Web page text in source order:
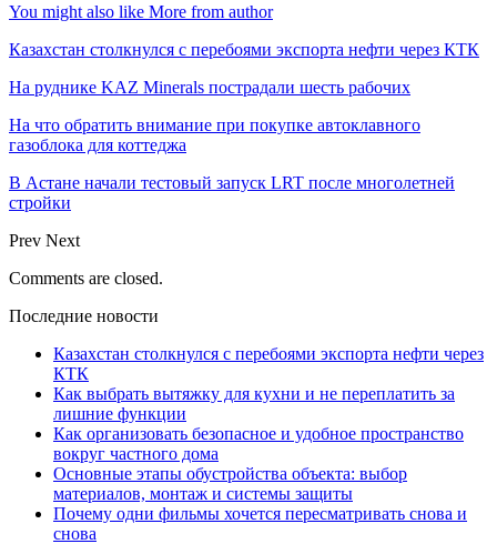
You might also like More from author
Казахстан столкнулся с перебоями экспорта нефти через КТК
На руднике KAZ Minerals пострадали шесть рабочих
На что обратить внимание при покупке автоклавного
газоблока для коттеджа
В Астане начали тестовый запуск LRT после многолетней
стройки
Prev Next
Comments are closed.
Последние новости
Казахстан столкнулся с перебоями экспорта нефти через
КТК
Как выбрать вытяжку для кухни и не переплатить за
лишние функции
Как организовать безопасное и удобное пространство
вокруг частного дома
Основные этапы обустройства объекта: выбор
материалов, монтаж и системы защиты
Почему одни фильмы хочется пересматривать снова и
снова